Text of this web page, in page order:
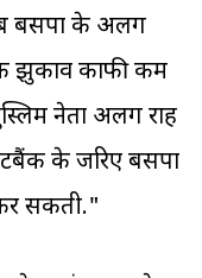
बसपा के अलग
झुकाव काफी कम
नेता अलग राह
के जरिए बसपा
सकती."